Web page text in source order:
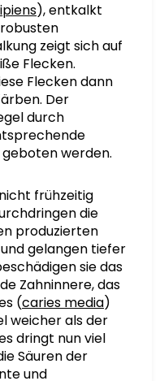
), entkalkt
zeigt sich auf
Flecken.
Flecken dann
Der
durch
geboten werden.
frühzeitig
die
produzierten
gelangen tiefer
sie das
Zahninnere, das
(caries media)
weicher als der
dringt nun viel
Säuren der
und